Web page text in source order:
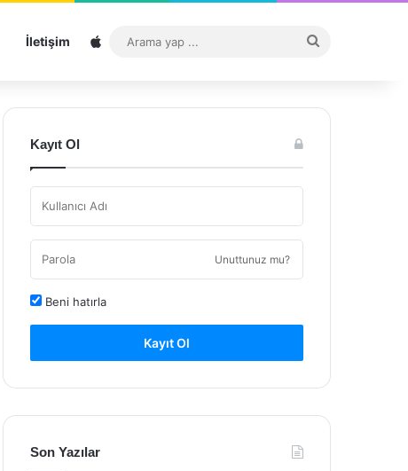
İletişim Sitemap
...
Kayıt Ol
Unuttunuz mu?
Beni hatırla
Kayıt Ol
Son Yazılar